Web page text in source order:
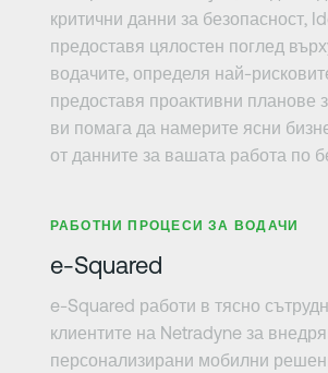
критични данни за безопасност,
предоставя цялостен поглед
водачите, определя най-
предоставя проактивни планове
ви помага да намерите ясни
от данните за вашата работа по
РАБОТНИ ПРОЦЕСИ ЗА ВОДАЧИ
e-Squared
e-Squared работи в тясно
клиентите на Netradyne за
персонализирани мобилни